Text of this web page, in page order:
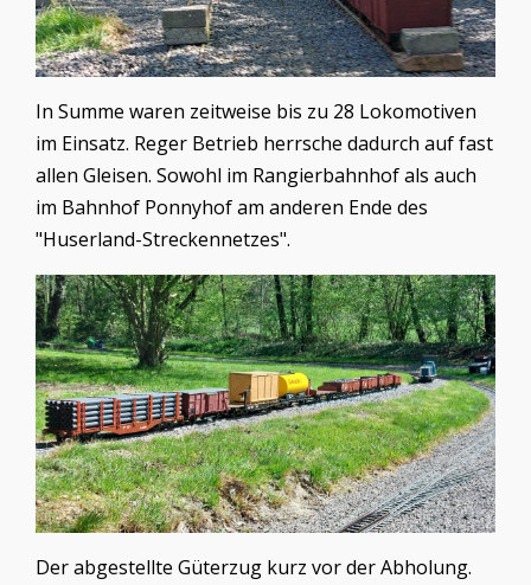
In Summe waren zeitweise bis zu 28 Lokomotiven
im Einsatz. Reger Betrieb herrsche dadurch auf fast
allen Gleisen. Sowohl im Rangierbahnhof als auch
im Bahnhof Ponnyhof am anderen Ende des
"Huserland-Streckennetzes".
Der abgestellte Güterzug kurz vor der Abholung.